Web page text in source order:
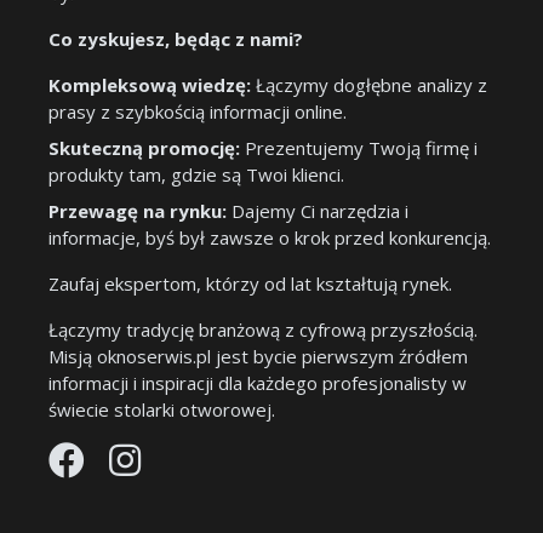
Co zyskujesz, będąc z nami?
Kompleksową wiedzę: Łączymy dogłębne analizy z
prasy z szybkością informacji online.
Skuteczną promocję: Prezentujemy Twoją firmę i
produkty tam, gdzie są Twoi klienci.
Przewagę na rynku: Dajemy Ci narzędzia i
informacje, byś był zawsze o krok przed konkurencją.
Zaufaj ekspertom, którzy od lat kształtują rynek.
Łączymy tradycję branżową z cyfrową przyszłością.
Misją oknoserwis.pl jest bycie pierwszym źródłem
informacji i inspiracji dla każdego profesjonalisty w
świecie stolarki otworowej.